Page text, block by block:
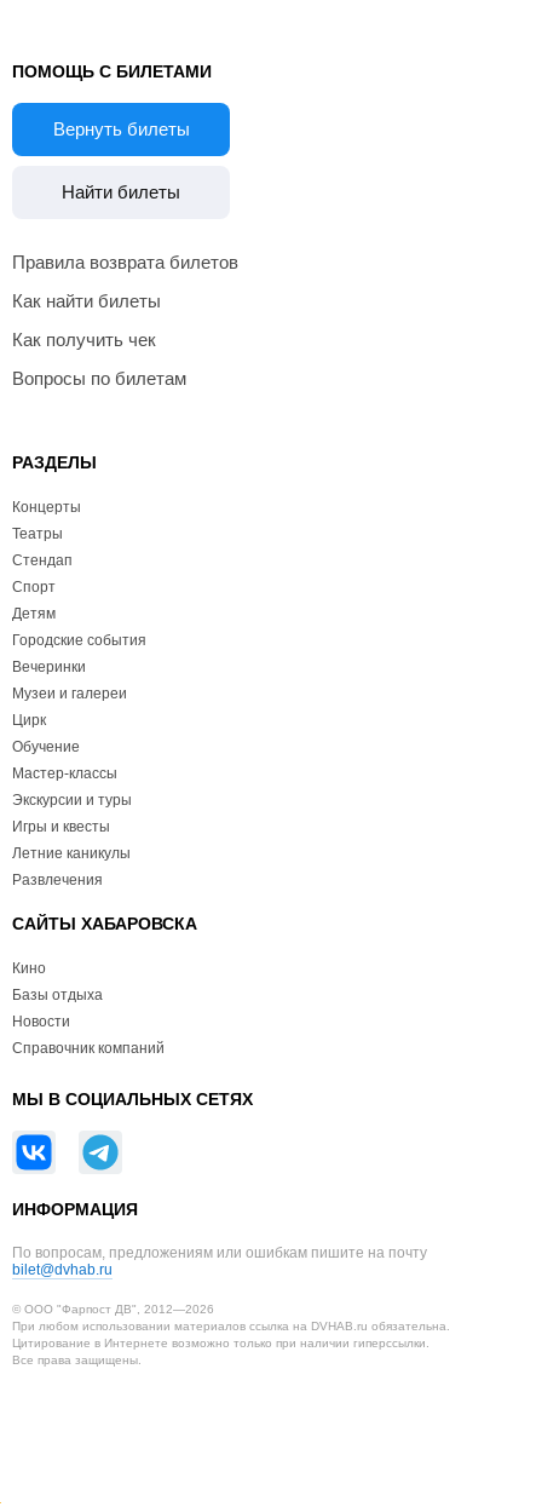
ПОМОЩЬ С БИЛЕТАМИ
Вернуть билеты
Найти билеты
Правила возврата билетов
Как найти билеты
Как получить чек
Вопросы по билетам
РАЗДЕЛЫ
Концерты
Театры
Стендап
Спорт
Детям
Городские события
Вечеринки
Музеи и галереи
Цирк
Обучение
Мастер-классы
Экскурсии и туры
Игры и квесты
Летние каникулы
Развлечения
САЙТЫ ХАБАРОВСКА
Кино
Базы отдыха
Новости
Справочник компаний
МЫ В СОЦИАЛЬНЫХ СЕТЯХ
ИНФОРМАЦИЯ
По вопросам, предложениям или ошибкам пишите на почту
bilet@dvhab.ru
© ООО "Фарпост ДВ", 2012—2026
При любом использовании материалов ссылка на DVHAB.ru обязательна.
Цитирование в Интернете возможно только при наличии гиперссылки.
Все права защищены.